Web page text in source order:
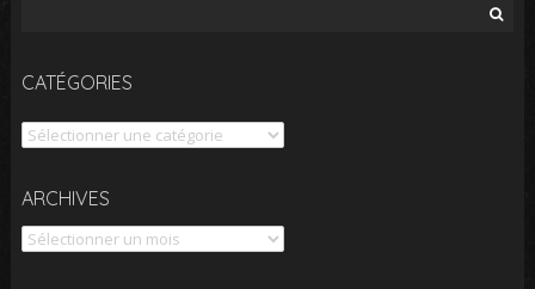
CATÉGORIES
Catégories
ARCHIVES
Archives